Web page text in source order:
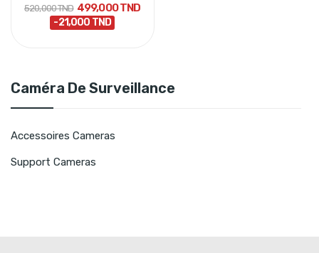
Caméra De Surveillance
Accessoires Cameras
Support Cameras
520,000 TND 499,000 TND
-21,000 TND